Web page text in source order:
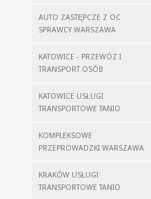
AUTO ZASTĘPCZE Z OC
SPRAWCY WARSZAWA
KATOWICE - PRZEWÓZ I
TRANSPORT OSÓB
KATOWICE USŁUGI
TRANSPORTOWE TANIO
KOMPLEKSOWE
PRZEPROWADZKI WARSZAWA
KRAKÓW USŁUGI
TRANSPORTOWE TANIO